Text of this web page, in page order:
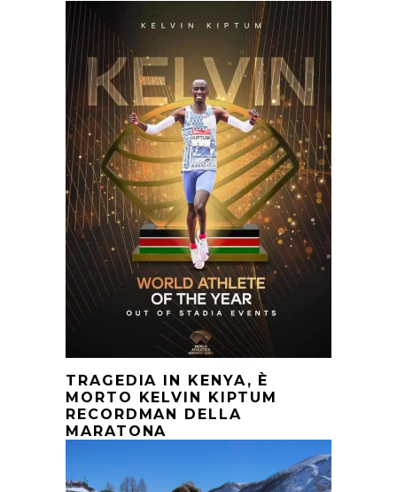
TRAGEDIA IN KENYA, È
MORTO KELVIN KIPTUM
RECORDMAN DELLA
MARATONA